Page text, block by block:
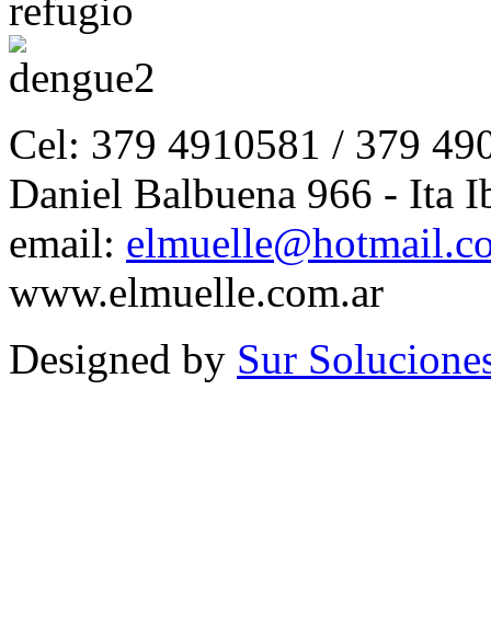
Cel: 379 4910581 / 379
Daniel Balbuena 966 - Ita
email:
www.elmuelle.com.ar
Designed by Sur